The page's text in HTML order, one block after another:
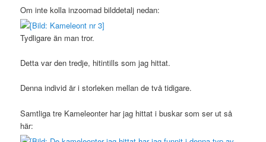
Om inte kolla inzoomad bilddetalj nedan:
Tydligare än man tror.
Detta var den tredje, hitintills som jag hittat.
Denna individ är i storleken mellan de två tidigare.
Samtliga tre Kameleonter har jag hittat i buskar som ser ut så
här: